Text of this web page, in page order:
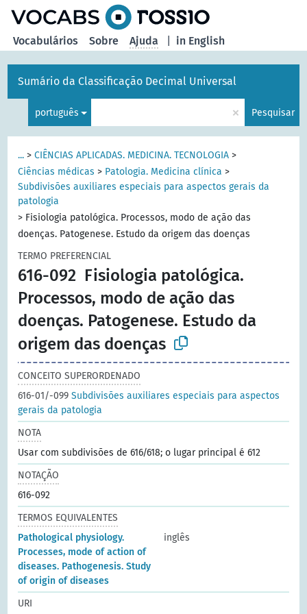
in English
Vocabulários Sobre Ajuda
Sumário da Classificação Decimal Universal
português × Pesquisar
... >CIÊNCIAS APLICADAS. MEDICINA. TECNOLOGIA >
Ciências médicas > Patologia. Medicina clínica >
Subdivisões auxiliares especiais para aspectos gerais da
patologia
> Fisiologia patológica. Processos, modo de ação das
doenças. Patogenese. Estudo da origem das doenças
TERMO PREFERENCIAL
616-092 Fisiologia patológica.
Processos, modo de ação das
doenças. Patogenese. Estudo da
origem das doenças
CONCEITO SUPERORDENADO
616-01/-099Subdivisões auxiliares especiais para aspectos
gerais da patologia
NOTA
Usar com subdivisões de 616/618; o lugar principal é 612
NOTAÇÃO
616-092
TERMOS EQUIVALENTES
Pathological physiology.
Processes, mode of action of
diseases. Pathogenesis. Study
of origin of diseases
inglês
URI